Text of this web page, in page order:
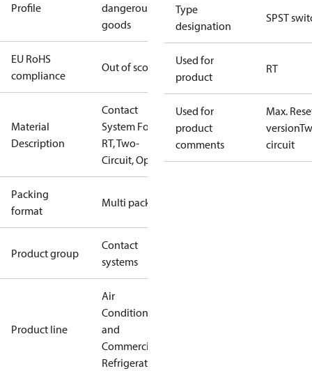
Profile
dangerous
goods
EU RoHS
compliance
Out of scope
Material
Description
Contact
System For
RT, Two-
Circuit, Open
Packing
format
Multi pack
Product group
Contact
systems
Product line
Air
Conditioning
and
Commercial
Refrigeration
Type
designation
SPST
Used for
product
RT
Used for
product
comments
Max.
version
circuit